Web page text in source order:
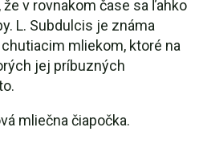
v rovnakom čase sa ľahko
L. Subdulcis je známa
mliekom, ktoré na
jej príbuzných
mliečna čiapočka.